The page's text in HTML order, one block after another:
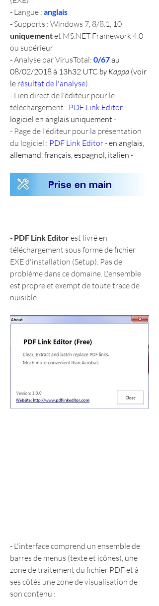
- Langue : anglais
uniquement et MS.NET Framework 4.0
ou supérieur
- Analyse par VirusTotal: 0/67 au
08/02/2018 à 13h32 UTC by Kappa (voir
le résultat de l'analyse).
- Lien direct de l'éditeur pour le
téléchargement : PDF Link Editor
logiciel en anglais uniquement -
- Page de l'éditeur pour la présentation
du logiciel : PDF Link Editor - en anglais,
allemand, français, espagnol, italien -
- PDF Link Editor est livré en
téléchargement sous forme de fichier
EXE d'installation (Setup). Pas de
problème dans ce domaine. L'ensemble
est propre et exempt de toute trace de
nuisible :
- L'interface comprend un ensemble de
barres de menus (texte et icônes), une
zone de traitement du fichier PDF et à
ses côtés une zone de visualisation de
son contenu :